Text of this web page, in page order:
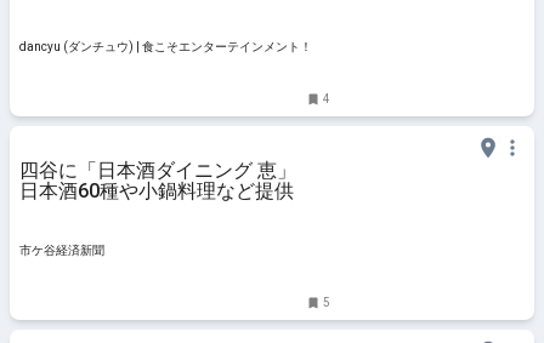
(ダンチュウ) | 食こそエンターテイ
dancyu (ダンチュウ) | 食こそエンターテインメント！
4
四谷に「日本酒ダイニング 恵」
日本酒60種や小鍋料理など提供
市ケ谷経済新聞
5